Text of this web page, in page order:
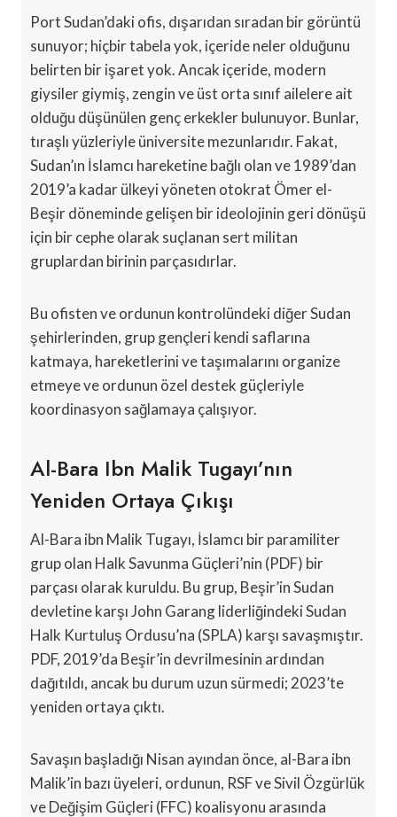
Port Sudan’daki ofis, dışarıdan sıradan bir görüntü
sunuyor; hiçbir tabela yok, içeride neler olduğunu
belirten bir işaret yok. Ancak içeride, modern
giysiler giymiş, zengin ve üst orta sınıf ailelere ait
olduğu düşünülen genç erkekler bulunuyor. Bunlar,
tıraşlı yüzleriyle üniversite mezunlarıdır. Fakat,
Sudan’ın İslamcı hareketine bağlı olan ve 1989’dan
2019’a kadar ülkeyi yöneten otokrat Ömer el-
Beşir döneminde gelişen bir ideolojinin geri dönüşü
için bir cephe olarak suçlanan sert militan
gruplardan birinin parçasıdırlar.
Bu ofisten ve ordunun kontrolündeki diğer Sudan
şehirlerinden, grup gençleri kendi saflarına
katmaya, hareketlerini ve taşımalarını organize
etmeye ve ordunun özel destek güçleriyle
koordinasyon sağlamaya çalışıyor.
Al-Bara Ibn Malik Tugayı’nın
Yeniden Ortaya Çıkışı
Al-Bara ibn Malik Tugayı, İslamcı bir paramiliter
grup olan Halk Savunma Güçleri’nin (PDF) bir
parçası olarak kuruldu. Bu grup, Beşir’in Sudan
devletine karşı John Garang liderliğindeki Sudan
Halk Kurtuluş Ordusu’na (SPLA) karşı savaşmıştır.
PDF, 2019’da Beşir’in devrilmesinin ardından
dağıtıldı, ancak bu durum uzun sürmedi; 2023’te
yeniden ortaya çıktı.
Savaşın başladığı Nisan ayından önce, al-Bara ibn
Malik’in bazı üyeleri, ordunun, RSF ve Sivil Özgürlük
ve Değişim Güçleri (FFC) koalisyonu arasında